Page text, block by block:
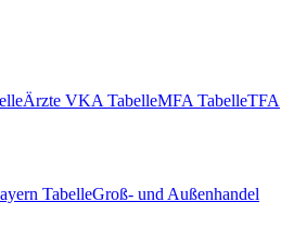
Ärzte VKA TabelleMFA TabelleTFA
TabelleGroß- und Außenhandel